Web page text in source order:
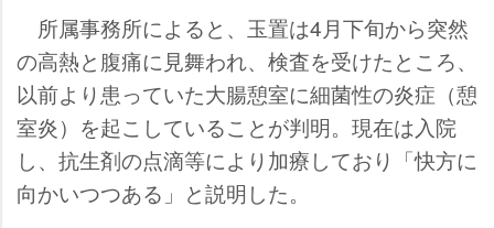
所属事務所によると、玉置は4月下旬から突然
の高熱と腹痛に見舞われ、検査を受けたところ、
以前より患っていた大腸憩室に細菌性の炎症（憩
室炎）を起こしていることが判明。現在は入院
し、抗生剤の点滴等により加療しており「快方に
向かいつつある」と説明した。